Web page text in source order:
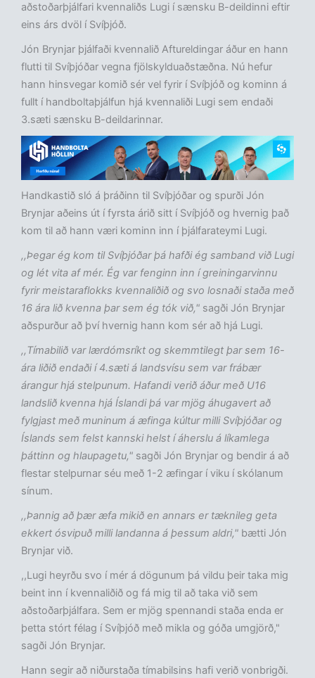
aðstoðarþjálfari kvennaliðs Lugi í sænsku B-deildinni eftir
eins árs dvöl í Svíþjóð.
Jón Brynjar þjálfaði kvennalið Aftureldingar áður en hann
flutti til Svíþjóðar vegna fjölskylduaðstæðna. Nú hefur
hann hinsvegar komið sér vel fyrir í Svíþjóð og kominn á
fullt í handboltaþjálfun hjá kvennaliði Lugi sem endaði
3.sæti sænsku B-deildarinnar.
Handkastið sló á þráðinn til Svíþjóðar og spurði Jón
Brynjar aðeins út í fyrsta árið sitt í Svíþjóð og hvernig það
kom til að hann væri kominn inn í þjálfarateymi Lugi.
,,Þegar ég kom til Svíþjóðar þá hafði ég samband við Lugi
og lét vita af mér. Ég var fenginn inn í greiningarvinnu
fyrir meistaraflokks kvennaliðið og svo losnaði staða með
16 ára lið kvenna þar sem ég tók við," sagði Jón Brynjar
aðspurður að því hvernig hann kom sér að hjá Lugi.
,,Tímabilið var lærdómsríkt og skemmtilegt þar sem 16-
ára liðið endaði í 4.sæti á landsvísu sem var frábær
árangur hjá stelpunum. Hafandi verið áður með U16
landslið kvenna hjá Íslandi þá var mjög áhugavert að
fylgjast með muninum á æfinga kúltur milli Svíþjóðar og
Íslands sem felst kannski helst í áherslu á líkamlega
þáttinn og hlaupagetu," sagði Jón Brynjar og bendir á að
flestar stelpurnar séu með 1-2 æfingar í viku í skólanum
sínum.
,,Þannig að þær æfa mikið en annars er tæknileg geta
ekkert ósvipuð milli landanna á þessum aldri," bætti Jón
Brynjar við.
,,Lugi heyrðu svo í mér á dögunum þá vildu þeir taka mig
beint inn í kvennaliðið og fá mig til að taka við sem
aðstoðarþjálfara. Sem er mjög spennandi staða enda er
þetta stórt félag í Svíþjóð með mikla og góða umgjörð,"
sagði Jón Brynjar.
Hann segir að niðurstaða tímabilsins hafi verið vonbrigði.